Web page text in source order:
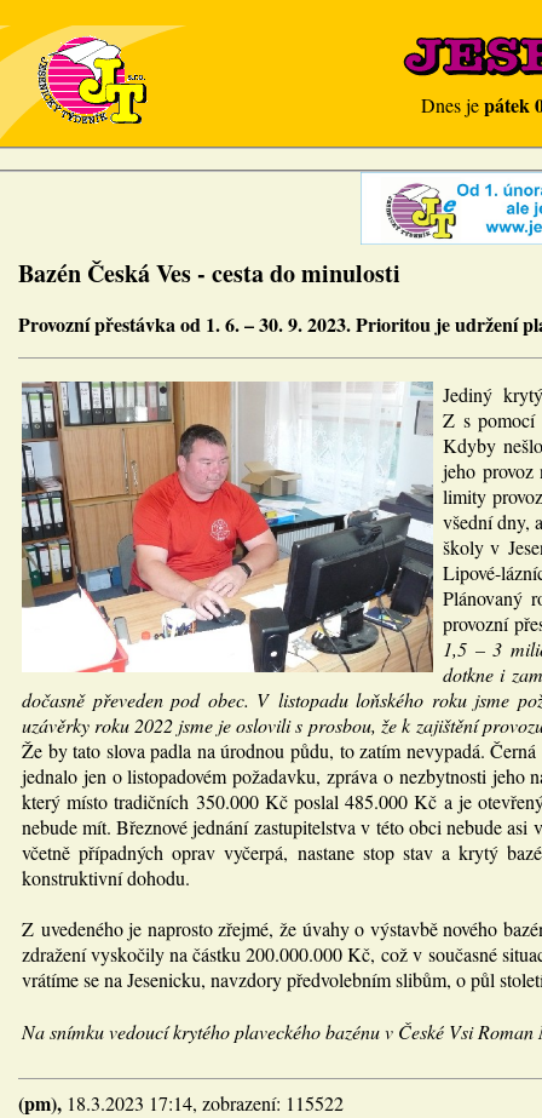
Dnes jepátek
Bazén Česká Ves - cesta do minulosti
Provozní přestávka od 1. 6. – 30. 9. 2023. Prioritou je udržení
Jediný
Z s pomocí
Kdyby
jeho provoz
limity
všední dny,
školy v
Lipové-
Plánovaný
provozní
1,5 – 3
dotkne i
dočasně převeden pod obec. V listopadu loňského roku jsme
uzávěrky roku 2022 jsme je oslovili s prosbou, že k zajištění
Že by tato slova padla na úrodnou půdu, to zatím nevypadá.
jednalo jen o listopadovém požadavku, zpráva o nezbytnosti jeho
který místo tradičních 350.000 Kč poslal 485.000 Kč a je
nebude mít. Březnové jednání zastupitelstva v této obci nebude
včetně případných oprav vyčerpá, nastane stop stav a krytý
konstruktivní dohodu.
Z uvedeného je naprosto zřejmé, že úvahy o výstavbě nového
zdražení vyskočily na částku 200.000.000 Kč, což v současné
vrátíme se na Jesenicku, navzdory předvolebním slibům, o půl
Na snímku vedoucí krytého plaveckého bazénu v České Vsi
(pm), 18.3.2023 17:14, zobrazení: 115522